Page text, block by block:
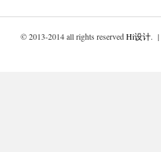
© 2013-2014 all rights reservedHi设计. |